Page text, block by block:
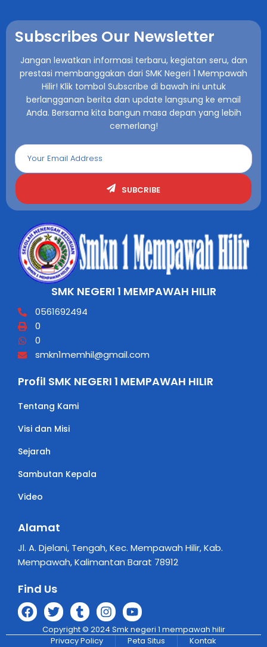
Subscribes Our Newsletter
Jangan lewatkan informasi terbaru, kegiatan seru, dan
prestasi membanggakan dari SMK Negeri 1 Mempawah
Hilir! Klik tombol Subscribe di bawah ini untuk
berlangganan berita dan update langsung ke email
Anda. Bersama kita bangun masa depan yang lebih
cemerlang!
SUBCRIBE
SMK NEGERI 1 MEMPAWAH HILIR
0561692494
0
0
smkn1memhil@gmail.com
Profil SMK NEGERI 1 MEMPAWAH HILIR
Tentang Kami
Visi dan Misi
Sejarah
Sambutan Kepala
Video
Alamat
Jl. A. Djelani, Tengah, Kec. Mempawah Hilir, Kab.
Mempawah, Kalimantan Barat 78912
Find Us
Copyright © 2024 Smk negeri 1 mempawah hilir
Privacy Policy
Peta Situs Kontak